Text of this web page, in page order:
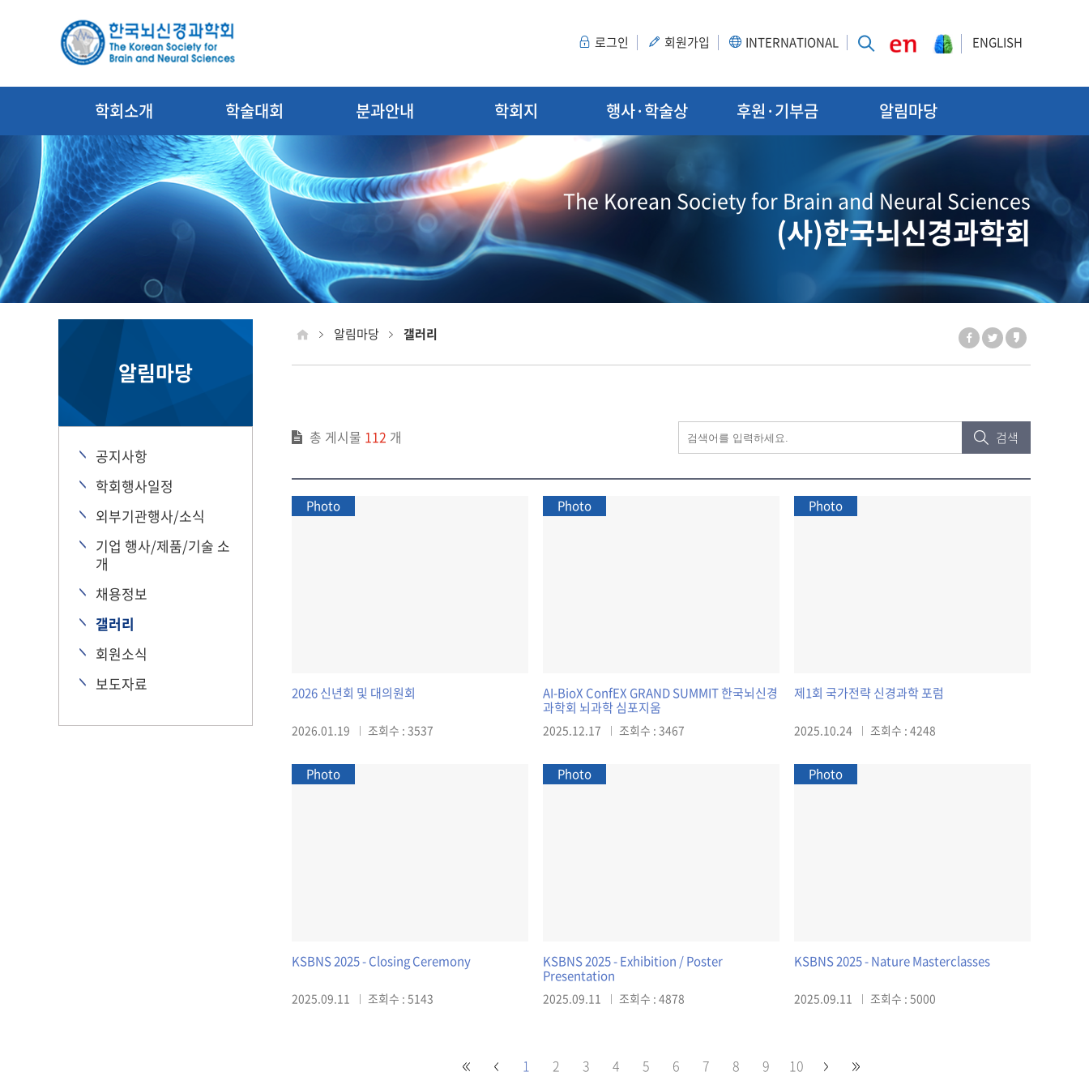
로그인 회원가입 INTERNATIONAL ENGLISH
학회소개 학술대회 분과안내 학회지 행사·학술상 후원·기부금 알림마당
The Korean Society for Brain and Neural Sciences
(사)한국뇌신경과학회
알림마당
공지사항
학회행사일정
외부기관행사/소식
기업 행사/제품/기술 소
개
채용정보
갤러리
회원소식
보도자료
알림마당 갤러리
총 게시물 112 개 검색
Photo
2026 신년회 및 대의원회
2026.01.19 조회수 : 3537
Photo
AI-BioX ConfEX GRAND SUMMIT 한국뇌신경
과학회 뇌과학 심포지움
2025.12.17 조회수 : 3467
Photo
제1회 국가전략 신경과학 포럼
2025.10.24 조회수 : 4248
Photo
KSBNS 2025 - Closing Ceremony
2025.09.11 조회수 : 5143
Photo
KSBNS 2025 - Exhibition / Poster
Presentation
2025.09.11 조회수 : 4878
Photo
KSBNS 2025 - Nature Masterclasses
2025.09.11 조회수 : 5000
1 2 3 4 5 6 7 8 9 10